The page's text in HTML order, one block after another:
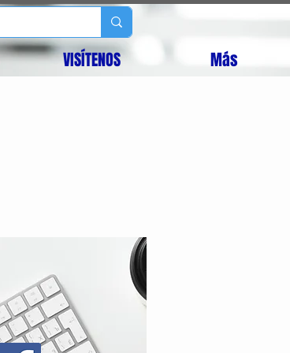
VISÍTENOS Más